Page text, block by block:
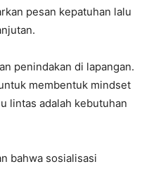
pesan kepatuhan lalu
penindakan di lapangan.
membentuk mindset
lintas adalah kebutuhan
bahwa sosialisasi